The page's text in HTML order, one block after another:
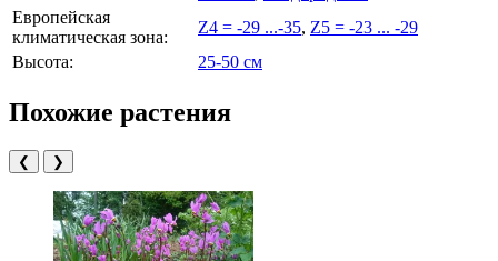
Европейская
климатическая зона:
Z4 = -29 ...-35, Z5 = -23 ... -29
Высота:
25-50 см
Похожие растения
❮ ❯